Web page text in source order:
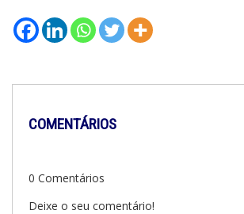
COMENTÁRIOS
0 Comentários
Deixe o seu comentário!